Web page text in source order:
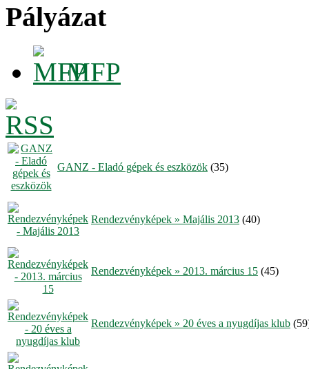
Pályázat
MFP
GANZ - Eladó gépek és eszközök (35)
Rendezvényképek » Majális 2013 (40)
Rendezvényképek » 2013. március 15 (45)
Rendezvényképek » 20 éves a nyugdíjas klub